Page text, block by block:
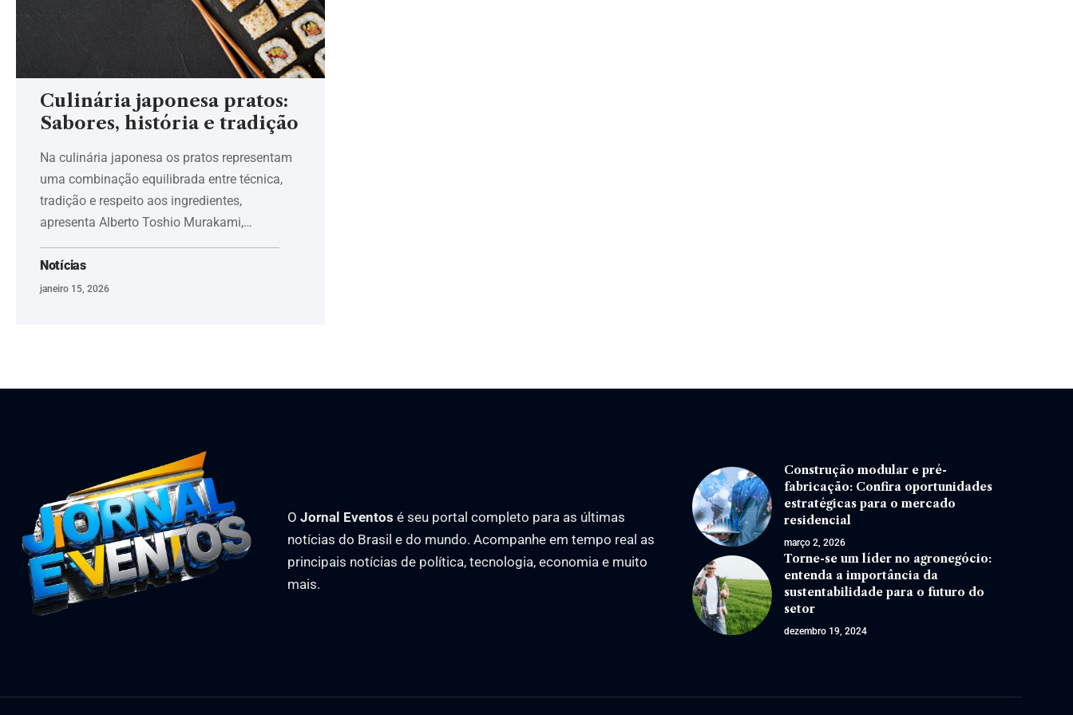
Culinária japonesa pratos:
Sabores, história e tradição
Na culinária japonesa os pratos representam
uma combinação equilibrada entre técnica,
tradição e respeito aos ingredientes,
apresenta Alberto Toshio Murakami,…
Notícias
janeiro 15, 2026
O Jornal Eventos é seu portal completo para as últimas
notícias do Brasil e do mundo. Acompanhe em tempo real as
principais notícias de política, tecnologia, economia e muito
mais.
Construção modular e pré-
fabricação: Confira oportunidades
estratégicas para o mercado
residencial
março 2, 2026
Torne-se um líder no agronegócio:
entenda a importância da
sustentabilidade para o futuro do
setor
dezembro 19, 2024